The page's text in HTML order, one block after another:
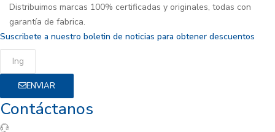
Distribuimos marcas 100% certificadas y originales, todas con
garantía de fabrica.
Suscribete a nuestro boletin de noticias para obtener descuentos
ENVIAR
Contáctanos